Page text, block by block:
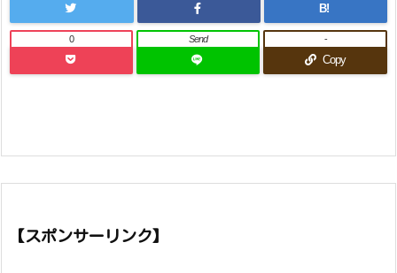
B!
0 Send
Copy
-
【スポンサーリンク】